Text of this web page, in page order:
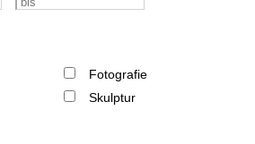
Fotografie
Skulptur